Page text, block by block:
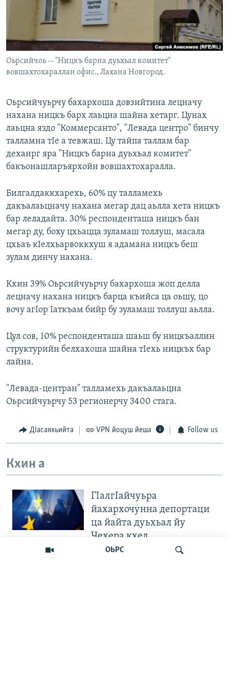
ОЬРС
Оьрсийчоь -- "Ницкъ барна дуьхьал комитет"
вовшахтохараллан офис., Лахана Новгород.
Оьрсийчуьрчу бахархоша довзийтина лецначу
нахана ницкъ барх лаьцна шайна хетарг. Цунах
лаьцна яздо "Коммерсанто", "Левада центро" бинчу
талламна тIе а тевжаш. Цу тайпа таллам бар
деханрг яра "Ницкъ барна дуьхьал комитет"
бакъонашларъярхойн вовшахтохаралла.
Билгалдаккхарехь, 60% цу талламехь
дакъалаьцначу нахана мегар дац аьлла хета ницкъ
бар леладайта. 30% респонденташа ницкъ бан
мегар ду, боху цхьацца зуламаш толлуш, масала
цхьаъ кIелхьарвоккхуш я адамана ницкъ беш
зулам динчу нахана.
Кхин 39% Оьрсийчуьрчу бахархоша жоп делла
лецначу нахана ницкъ барца къийса ца оьшу, цо
вочу агIор Iаткъам бийр бу зуламаш толлуш аьлла.
Цул сов, 10% респонденташа шаьш бу ницкъаллин
структурийн белхахоша шайна тIехь ницкъх бар
лайна.
"Левада-центран" талламехь дакъалаьцна
Оьрсийчуьрчу 53 регионерчу 3400 стага.
ДIасаяхьийта VPN йоцуш йеша Follow us
Кхин а
ГIалгIайчуьра
йахархочунна депортаци
ца йайта дуьхьал йу
Чехера кхел